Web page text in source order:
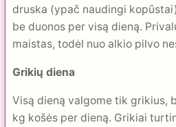
druska (ypač naudingi
be duonos per visą dieną.
maistas, todėl nuo alkio pilvo
Grikių diena
Visą dieną valgome tik grikius,
kg košės per dieną. Grikiai